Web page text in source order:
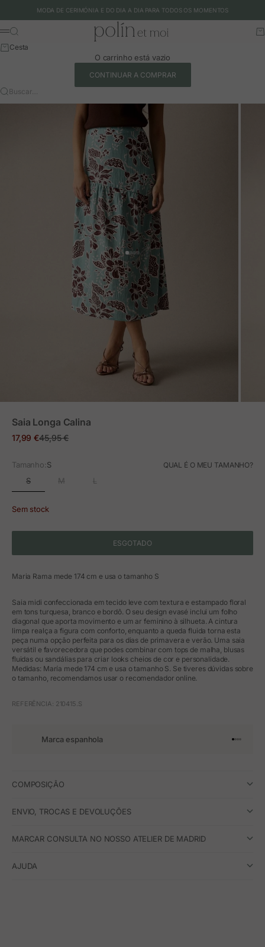
MODA DE CERIMÓNIA E DO DIA A DIA PARA TODOS OS MOMENTOS
Polín et moi - EU
Menu
Buscar
Cesta
O carrinho está vazio
CONTINUAR A COMPRAR
Buscar…
Ir para o artigo 1
Ir para o artigo 2
Ir para o artigo 3
Ir para o artigo 4
Saia Longa Calina
Preço em promoção
17,99 €Preço normal
45,95 €
Tamanho:S QUAL É O MEU TAMANHO?
S M L
Sem stock
ESGOTADO
Maria Rama mede 174 cm e usa o tamanho S
Saia midi confeccionada em tecido leve com textura e estampado floral
em tons turquesa, branco e bordô. O seu design evasé inclui um folho
diagonal que aporta movimento e um ar feminino à silhueta. A cintura
limpa realça a figura com conforto, enquanto a queda fluida torna esta
peça numa opção perfeita para os dias de primavera e verão. Uma saia
versátil e favorecedora que podes combinar com tops de malha, blusas
fluidas ou sandálias para criar looks cheios de cor e personalidade.
Medidas: María mede 174 cm e usa o tamanho S. Se tiveres dúvidas sobre
o tamanho, recomendamos usar o recomendador online.
REFERÊNCIA: 210415.S
Marca espanhola Ir para o
Ir para
Ir para
Ir para
COMPOSIÇÃO
ENVIO, TROCAS E DEVOLUÇÕES
MARCAR CONSULTA NO NOSSO ATELIER DE MADRID
AJUDA